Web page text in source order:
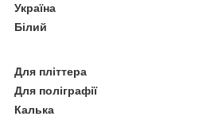
Україна
Білий
Для пліттера
Для поліграфії
Калька